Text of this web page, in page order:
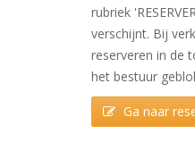
rubriek
verschijnt. Bij
reserveren in de
het bestuur
Ga naar